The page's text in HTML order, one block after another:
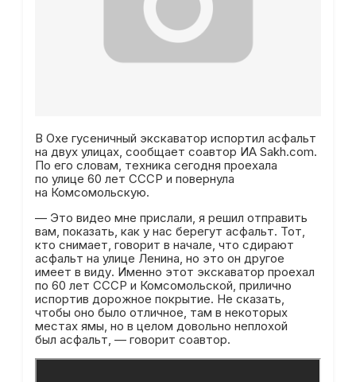
В Охе гусеничный экскаватор испортил асфальт
на двух улицах, сообщает соавтор ИА Sakh.com.
По его словам, техника сегодня проехала
по улице 60 лет СССР и повернула
на Комсомольскую.
— Это видео мне прислали, я решил отправить
вам, показать, как у нас берегут асфальт. Тот,
кто снимает, говорит в начале, что сдирают
асфальт на улице Ленина, но это он другое
имеет в виду. Именно этот экскаватор проехал
по 60 лет СССР и Комсомольской, прилично
испортив дорожное покрытие. Не сказать,
чтобы оно было отличное, там в некоторых
местах ямы, но в целом довольно неплохой
был асфальт, — говорит соавтор.